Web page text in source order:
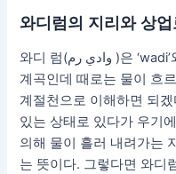
와디럼의 지리와 상업
와디 럼(وادي رم‎ )은 ‘wadi’와 ‘rum’이 합쳐진 단어다. 와디는
계곡인데 때로는 물이 흐
계절천으로 이해하면 되
있는 상태로 있다가 우기
의해 물이 흘러 내려가는
는 뜻이다. 그렇다면 와디